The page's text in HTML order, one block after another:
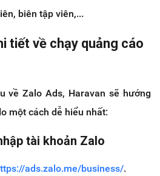
biên tập viên,...
tiết về chạy quảng cáo
về Zalo Ads, Haravan sẽ hướng
một cách dễ hiểu nhất:
tài khoản Zalo
ads.zalo.me/business/.